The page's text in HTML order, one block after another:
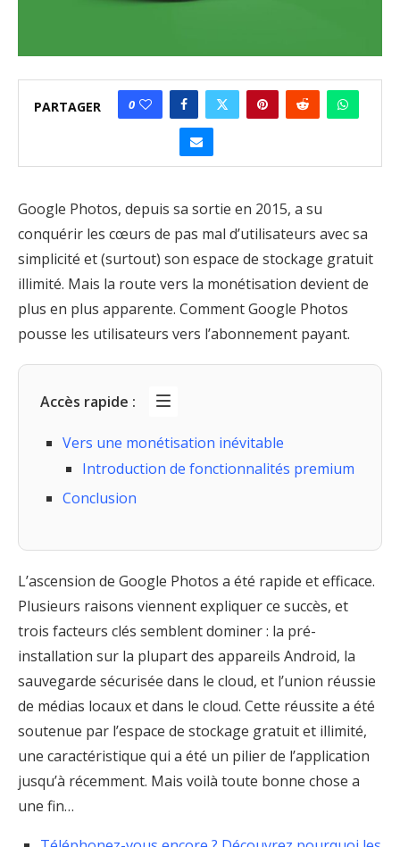
PARTAGER 0
Google Photos, depuis sa sortie en 2015, a su
conquérir les cœurs de pas mal d’utilisateurs avec sa
simplicité et (surtout) son espace de stockage gratuit
illimité. Mais la route vers la monétisation devient de
plus en plus apparente. Comment Google Photos
pousse les utilisateurs vers l’abonnement payant.
Accès rapide :
Vers une monétisation inévitable
Introduction de fonctionnalités premium
Conclusion
L’ascension de Google Photos a été rapide et efficace.
Plusieurs raisons viennent expliquer ce succès, et
trois facteurs clés semblent dominer : la pré-
installation sur la plupart des appareils Android, la
sauvegarde sécurisée dans le cloud, et l’union réussie
de médias locaux et dans le cloud. Cette réussite a été
soutenue par l’espace de stockage gratuit et illimité,
une caractéristique qui a été un pilier de l’application
jusqu’à récemment. Mais voilà toute bonne chose a
une fin…